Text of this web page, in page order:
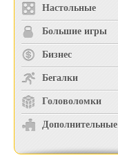
Настольные
Большие игры
Бизнес
Бегалки
Головоломки
Дополнительные